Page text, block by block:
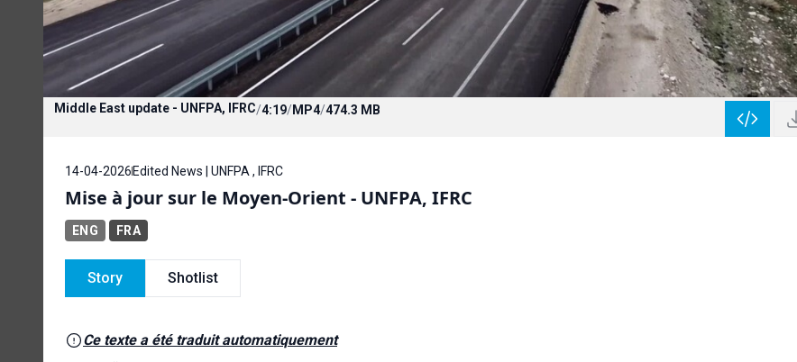
Middle East update - UNFPA, IFRC/4:19/MP4/474.3 MB
14-04-2026 Edited News | UNFPA , IFRC
Mise à jour sur le Moyen-Orient - UNFPA, IFRC
ENG FRA
Story Shotlist
Ce texte a été traduit automatiquement